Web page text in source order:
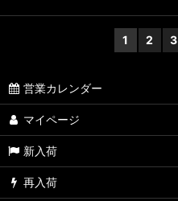
1 2 3
営業カレンダー
マイページ
新入荷
再入荷